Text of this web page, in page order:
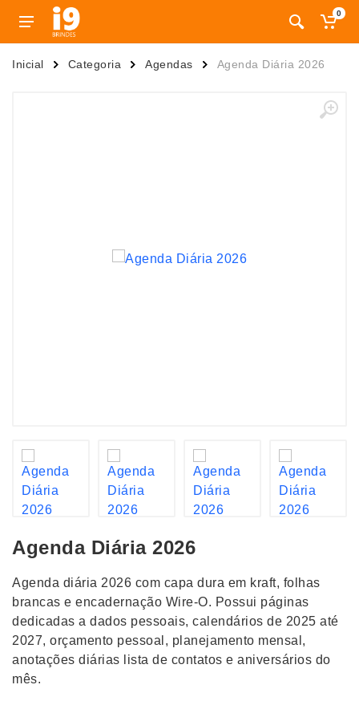
0
Inicial Categoria Agendas Agenda Diária 2026
Agenda Diária 2026
Agenda diária 2026 com capa dura em kraft, folhas
brancas e encadernação Wire-O. Possui páginas
dedicadas a dados pessoais, calendários de 2025 até
2027, orçamento pessoal, planejamento mensal,
anotações diárias lista de contatos e aniversários do
mês.